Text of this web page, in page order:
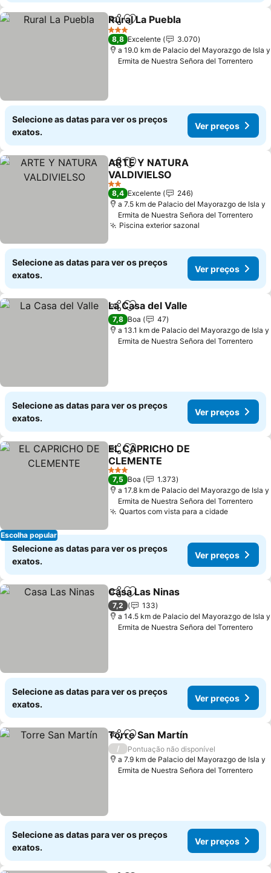
PartilharAdicionar aos favoritos
Rural La Puebla
3 Estrelas
8,8 Excelente
3.070
a 19.0 km de Palacio del Mayorazgo de Isla y
Ermita de Nuestra Señora del Torrentero
Selecione as datas para ver os preços
exatos.
Ver preços
PartilharAdicionar aos favoritos
ARTE Y NATURA
VALDIVIELSO
2 Estrelas
8,4 Excelente
246
a 7.5 km de Palacio del Mayorazgo de Isla y
Ermita de Nuestra Señora del Torrentero
Piscina exterior sazonal
Selecione as datas para ver os preços
exatos.
Ver preços
PartilharAdicionar aos favoritos
La Casa del Valle
7,8 Boa
47
a 13.1 km de Palacio del Mayorazgo de Isla y
Ermita de Nuestra Señora del Torrentero
Selecione as datas para ver os preços
exatos.
Ver preços
Escolha popular
PartilharAdicionar aos favoritos
EL CAPRICHO DE
CLEMENTE
3 Estrelas
7,5 Boa
1.373
a 17.8 km de Palacio del Mayorazgo de Isla y
Ermita de Nuestra Señora del Torrentero
Quartos com vista para a cidade
Selecione as datas para ver os preços
exatos.
Ver preços
PartilharAdicionar aos favoritos
Casa Las Ninas
7,2
133
a 14.5 km de Palacio del Mayorazgo de Isla y
Ermita de Nuestra Señora del Torrentero
Selecione as datas para ver os preços
exatos.
Ver preços
PartilharAdicionar aos favoritos
Torre San Martín
/
Pontuação não disponível
a 7.9 km de Palacio del Mayorazgo de Isla y
Ermita de Nuestra Señora del Torrentero
Selecione as datas para ver os preços
exatos.
Ver preços